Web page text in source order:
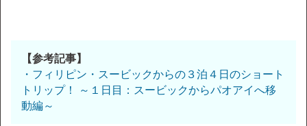
【参考記事】
・フィリピン・スービックからの３泊４日のショート
トリップ！ ～１日目：スービックからパオアイへ移
動編～